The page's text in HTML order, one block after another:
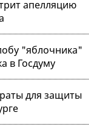
апелляцию
"яблочника"
в Госдуму
для защиты